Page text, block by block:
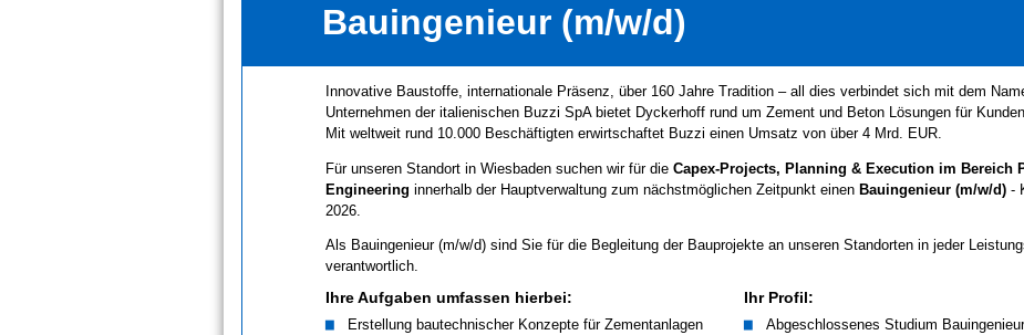
Bauingenieur (m/w/d)
Innovative Baustoffe, internationale Präsenz, über 160 Jahre Tradition – all dies verbindet sich mit dem
Unternehmen der italienischen Buzzi SpA bietet Dyckerhoff rund um Zement und Beton Lösungen für
Mit weltweit rund 10.000 Beschäftigten erwirtschaftet Buzzi einen Umsatz von über 4 Mrd. EUR.
Für unseren Standort in Wiesbaden suchen wir für dieCapex-Projects, Planning & Execution im Bereich
Engineering innerhalb der Hauptverwaltung zum nächstmöglichen Zeitpunkt einenBauingenieur (m/w/d) -
2026.
Als Bauingenieur (m/w/d) sind Sie für die Begleitung der Bauprojekte an unseren Standorten in jeder
verantwortlich.
Ihre Aufgaben umfassen hierbei:
Erstellung bautechnischer Konzepte für Zementanlagen
Ihr Profil:
Abgeschlossenes Studium